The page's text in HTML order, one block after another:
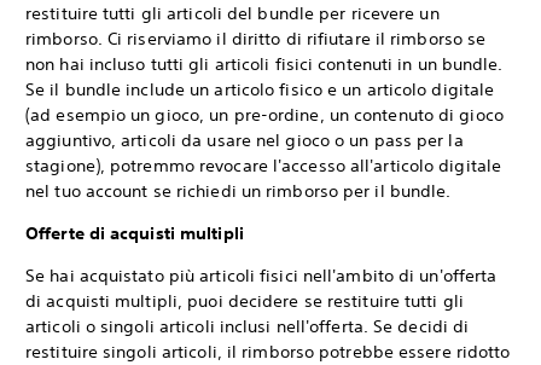
restituire tutti gli articoli del bundle per ricevere un
rimborso. Ci riserviamo il diritto di rifiutare il rimborso se
non hai incluso tutti gli articoli fisici contenuti in un bundle.
Se il bundle include un articolo fisico e un articolo digitale
(ad esempio un gioco, un pre-ordine, un contenuto di gioco
aggiuntivo, articoli da usare nel gioco o un pass per la
stagione), potremmo revocare l'accesso all'articolo digitale
nel tuo account se richiedi un rimborso per il bundle.
Offerte di acquisti multipli
Se hai acquistato più articoli fisici nell'ambito di un'offerta
di acquisti multipli, puoi decidere se restituire tutti gli
articoli o singoli articoli inclusi nell'offerta. Se decidi di
restituire singoli articoli, il rimborso potrebbe essere ridotto